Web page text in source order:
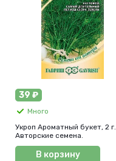
39 ₽
Много
Укроп Ароматный букет, 2 г.
Авторские семена.
В корзину